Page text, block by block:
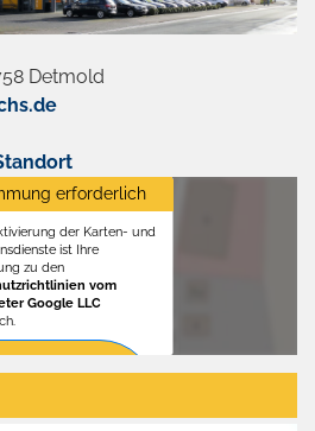
Detmold
erforderlich
der Karten- und
ist Ihre
zu den
vom
Google LLC
Zustimmen
aktivieren